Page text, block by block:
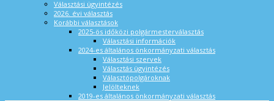
Választási ügyintézés
2026. évi választás
Korábbi választások
2025-ös időközi polgármesterválasztás
Választási információk
2024-es általános önkormányzati választás
Választási szervek
Választás ügyintézés
Választópolgároknak
Jelölteknek
2019-es általános önkormányzati választás